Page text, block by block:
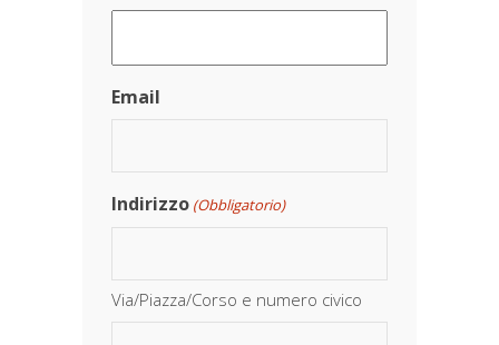
Email
Indirizzo (Obbligatorio)
Via/Piazza/Corso e numero civico